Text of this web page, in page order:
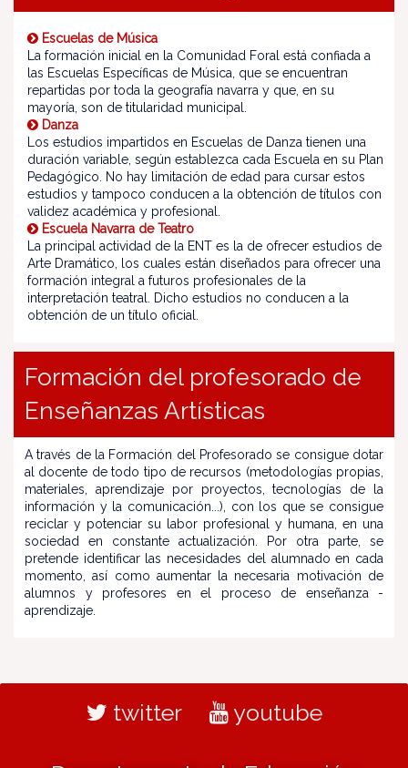
Escuelas de Música
La formación inicial en la Comunidad Foral está confiada a
las Escuelas Específicas de Música, que se encuentran
repartidas por toda la geografía navarra y que, en su
mayoría, son de titularidad municipal.
Danza
Los estudios impartidos en Escuelas de Danza tienen una
duración variable, según establezca cada Escuela en su Plan
Pedagógico. No hay limitación de edad para cursar estos
estudios y tampoco conducen a la obtención de títulos con
validez académica y profesional.
Escuela Navarra de Teatro
La principal actividad de la ENT es la de ofrecer estudios de
Arte Dramático, los cuales están diseñados para ofrecer una
formación integral a futuros profesionales de la
interpretación teatral. Dicho estudios no conducen a la
obtención de un título oficial.
Formación del profesorado de
Enseñanzas Artísticas
A través de la Formación del Profesorado se consigue dotar
al docente de todo tipo de recursos (metodologías propias,
materiales, aprendizaje por proyectos, tecnologías de la
información y la comunicación...), con los que se consigue
reciclar y potenciar su labor profesional y humana, en una
sociedad en constante actualización. Por otra parte, se
pretende identificar las necesidades del alumnado en cada
momento, así como aumentar la necesaria motivación de
alumnos y profesores en el proceso de enseñanza -
aprendizaje.
twitter youtube